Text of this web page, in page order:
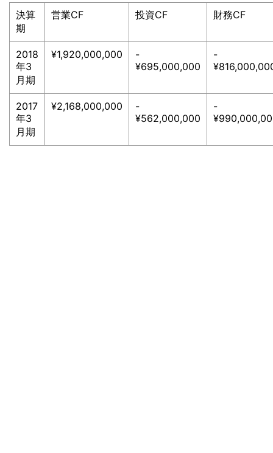
決算
期
営業CF 投資CF 財務CF
2018
年3
月期
¥1,920,000,000
-
¥695,000,000
-
2017
年3
月期
¥2,168,000,000
-
¥562,000,000
-